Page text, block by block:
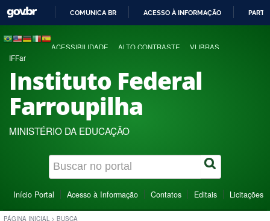
COMUNICA BR ACESSO À INFORMAÇÃO
ACESSIBILIDADE ALTO CONTRASTE VLIBRAS
IFFar
Instituto Federal
Farroupilha
MINISTÉRIO DA EDUCAÇÃO
Início Portal Acesso à Informação Contatos Editais Licitações
PÁGINA INICIAL > BUSCA